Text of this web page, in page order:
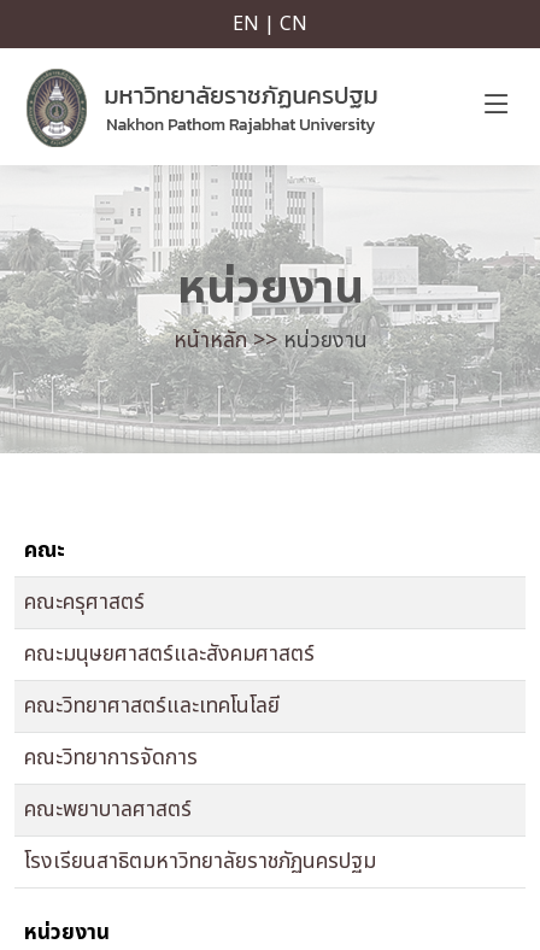
EN | CN
หน่วยงาน
หน้าหลัก >>หน่วยงาน
คณะ
คณะครุศาสตร์
คณะมนุษยศาสตร์และสังคมศาสตร์
คณะวิทยาศาสตร์และเทคโนโลยี
คณะวิทยาการจัดการ
คณะพยาบาลศาสตร์
โรงเรียนสาธิตมหาวิทยาลัยราชภัฏนครปฐม
หน่วยงาน